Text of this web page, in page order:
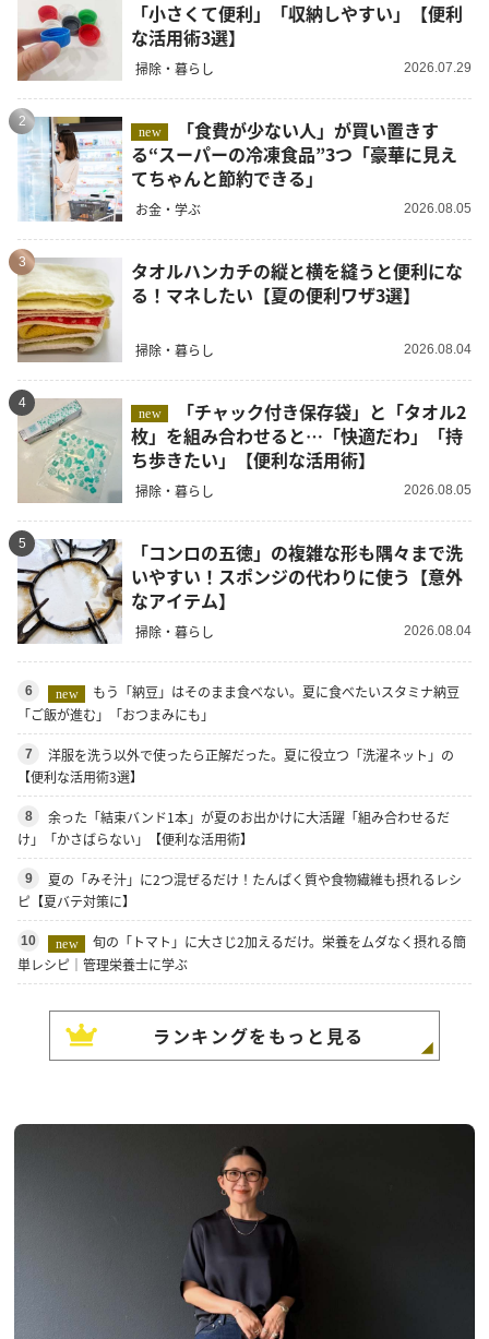
「小さくて便利」「収納しやすい」【便利
な活用術3選】
掃除・暮らし 2026.07.29
2
new
る“スーパーの冷凍食品”3つ「豪華に見え
てちゃんと節約できる」
お金・学ぶ 2026.08.05
3
タオルハンカチの縦と横を縫うと便利にな
る！マネしたい【夏の便利ワザ3選】
掃除・暮らし 2026.08.04
4
new
枚」を組み合わせると…「快適だわ」「持
ち歩きたい」【便利な活用術】
掃除・暮らし 2026.08.05
5
「コンロの五徳」の複雑な形も隅々まで洗
いやすい！スポンジの代わりに使う【意外
なアイテム】
掃除・暮らし 2026.08.04
6 new
もう「納豆」はそのまま食べない。夏に食べたいスタミナ納豆
「ご飯が進む」「おつまみにも」
7
洋服を洗う以外で使ったら正解だった。夏に役立つ「洗濯ネット」の
【便利な活用術3選】
8
余った「結束バンド1本」が夏のお出かけに大活躍「組み合わせるだ
け」「かさばらない」【便利な活用術】
9
夏の「みそ汁」に2つ混ぜるだけ！たんぱく質や食物繊維も摂れるレシ
ピ【夏バテ対策に】
10 new
旬の「トマト」に大さじ2加えるだけ。栄養をムダなく摂れる簡
単レシピ｜管理栄養士に学ぶ
ランキングをもっと見る